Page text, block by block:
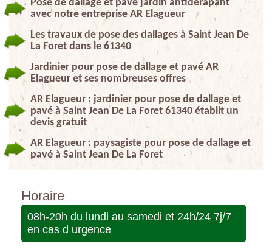
Pose de dallage et pavé jardin antidérapant
avec notre entreprise AR Elagueur
Les travaux de pose des dallages à Saint Jean De
La Foret dans le 61340
Jardinier pour pose de dallage et pavé AR
Elagueur et ses nombreuses offres
AR Elagueur : jardinier pour pose de dallage et
pavé à Saint Jean De La Foret 61340 établit un
devis gratuit
AR Elagueur : paysagiste pour pose de dallage et
pavé à Saint Jean De La Foret
Horaire
08h-20h du lundi au samedi et 24h/24 7j/7
en cas d urgence